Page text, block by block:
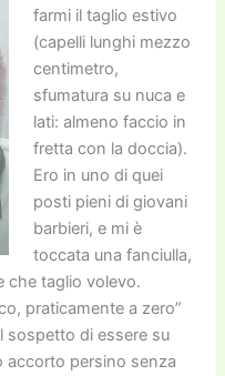
farmi il taglio estivo
(capelli lunghi mezzo
centimetro,
sfumatura su nuca e
lati: almeno faccio in
fretta con la doccia).
Ero in uno di quei
posti pieni di giovani
barbieri, e mi è
toccata una fanciulla,
che taglio volevo.
praticamente a zero”
sospetto di essere su
accorto persino senza